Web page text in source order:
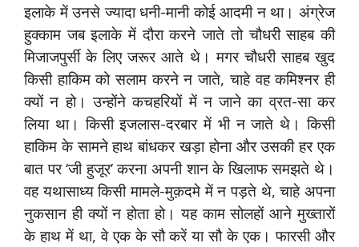
इलाके में उनसे ज्यादा धनी-मानी कोई आदमी न था। अंग्रेज
हुक्काम जब इलाके में दौरा करने जाते तो चौधरी साहब की
मिजाजपुर्सी के लिए जरूर आते थे। मगर चौधरी साहब खुद
किसी हाकिम को सलाम करने न जाते, चाहे वह कमिश्नर ही
क्यों न हो। उन्होंने कचहरियों में न जाने का व्रत-सा कर
लिया था। किसी इजलास-दरबार में भी न जाते थे। किसी
हाकिम के सामने हाथ बांधकर खड़ा होना और उसकी हर एक
बात पर ‘जी हुजूर’ करना अपनी शान के खिलाफ समझते थे।
वह यथासाध्य किसी मामले-मुक़दमे में न पड़ते थे, चाहे अपना
नुकसान ही क्यों न होता हो। यह काम सोलहों आने मुख्तारों
के हाथ में था, वे एक के सौ करें या सौ के एक। फारसी और